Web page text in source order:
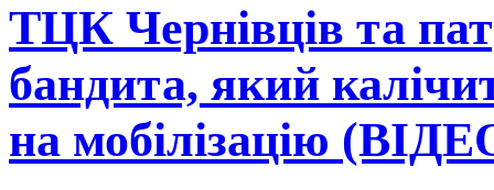
ТЦК Чернівців та
бандита, який
на мобілізацію